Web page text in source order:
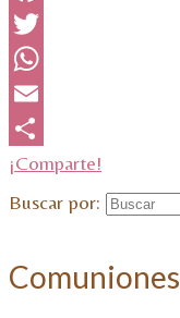
Facebook
Twitter
WhatsApp
Email
¡Comparte!
Buscar por:
Comuniones